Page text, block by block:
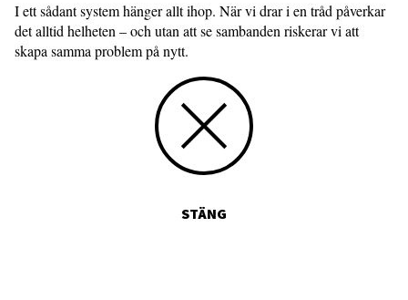
I ett sådant system hänger allt ihop. När vi drar i en tråd påverkar
det alltid helheten – och utan att se sambanden riskerar vi att
skapa samma problem på nytt.
STÄNG